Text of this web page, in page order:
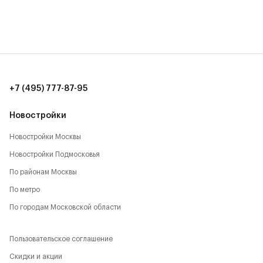
8 мин. до ТЦ Метрополис (7 км)
Новостройки
Новостройки Москвы
Новостройки Подмосковья
По районам Москвы
По метро
По городам Московской области
+7 (495) 777-87-95
Пользовательское соглашение
Скидки и акции